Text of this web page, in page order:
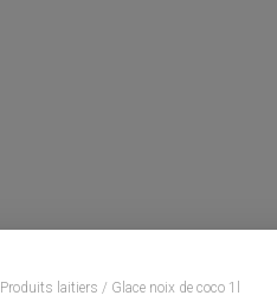
Produits laitiers / Glace noix de coco 1l